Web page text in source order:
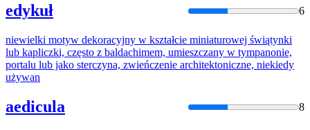
edykuł 6
niewielki motyw dekoracyjny w kształcie miniaturowej świątynki
lub kapliczki, często z baldachimem, umieszczany w tympanonie,
portalu lub jako sterczyna, zwieńczenie architektoniczne, niekiedy
używan
aedicula 8